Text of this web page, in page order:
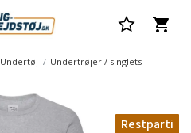
Undertøj Undertrøjer / singlets
Restparti